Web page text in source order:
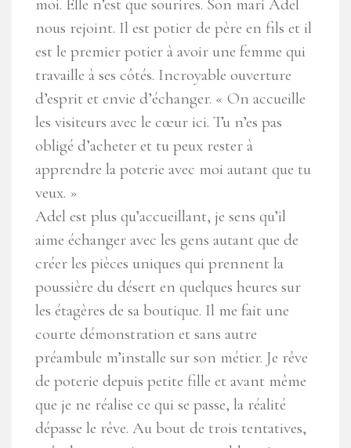
moi. Elle n’est que sourires. Son mari Adel
nous rejoint. Il est potier de père en fils et il
est le premier potier à avoir une femme qui
travaille à ses côtés. Incroyable ouverture
d’esprit et envie d’échanger. « On accueille
les visiteurs avec le cœur ici. Tu n’es pas
obligé d’acheter et tu peux rester à
apprendre la poterie avec moi autant que tu
veux. »
Adel est plus qu’accueillant, je sens qu’il
aime échanger avec les gens autant que de
créer les pièces uniques qui prennent la
poussière du désert en quelques heures sur
les étagères de sa boutique. Il me fait une
courte démonstration et sans autre
préambule m’installe sur son métier. Je rêve
de poterie depuis petite fille et avant même
que je ne réalise ce qui se passe, la réalité
dépasse le rêve. Au bout de trois tentatives,